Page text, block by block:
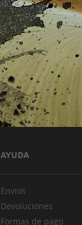
AYUDA
Envios
Devoluciones
Formas de pago